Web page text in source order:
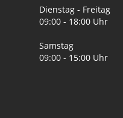
Dienstag - Freitag
09:00 - 18:00 Uhr
Samstag
09:00 - 15:00 Uhr